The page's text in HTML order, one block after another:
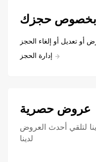
بخصوص حجزك
أو تعديل أو إلغاء الحجز
إدارة الحجز
عروض حصرية
لتلقي أحدث العروض
لدينا